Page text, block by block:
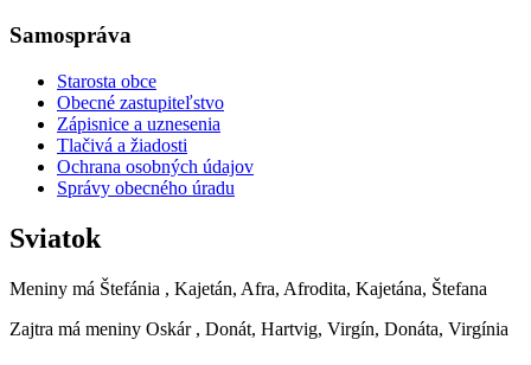
Samospráva
Starosta obce
Obecné zastupiteľstvo
Zápisnice a uznesenia
Tlačivá a žiadosti
Ochrana osobných údajov
Správy obecného úradu
Sviatok
Meniny má Štefánia , Kajetán, Afra, Afrodita, Kajetána, Štefana
Zajtra má meniny Oskár , Donát, Hartvig, Virgín, Donáta, Virgínia